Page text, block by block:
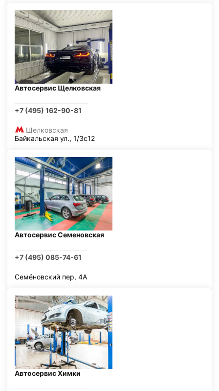
Автосервис Щелковская
+7 (495) 162-90-81
Щелковская
Байкальская ул., 1/3с12
Автосервис Семеновская
+7 (495) 085-74-61
Семёновский пер, 4А
Автосервис Химки